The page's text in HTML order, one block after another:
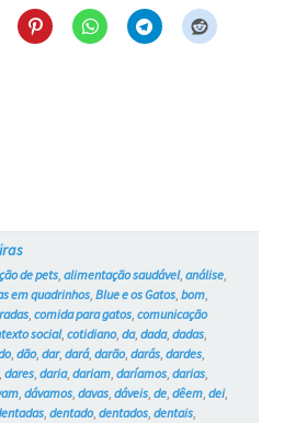
–
#761
de pets, alimentação saudável, análise,
em quadrinhos, Blue e os Gatos, bom,
, comida para gatos, comunicação
social, cotidiano, da, dada, dadas,
, dão, dar, dará, darão, darás, dardes,
dares, daria, dariam, daríamos, darias,
, dávamos, davas, dáveis, de, dêem, dei,
, dentado, dentados, dentais,